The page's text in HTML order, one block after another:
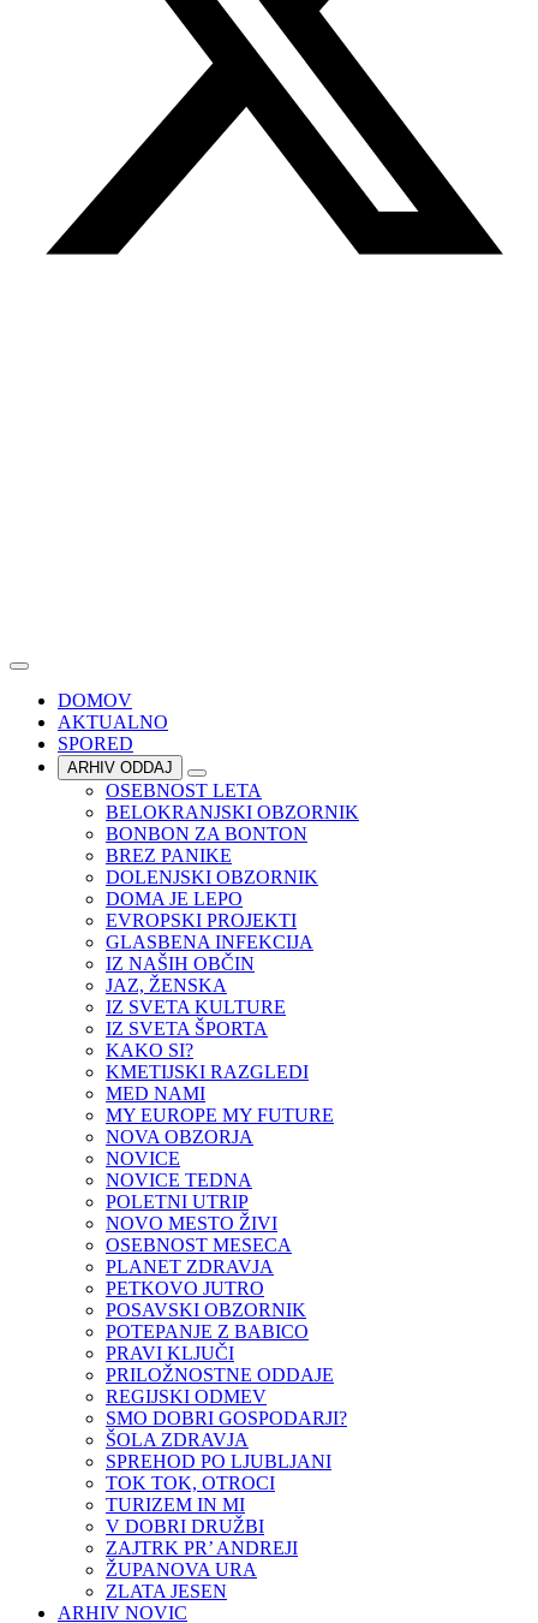
DOMOV
AKTUALNO
SPORED
ARHIV ODDAJ
OSEBNOST LETA
BELOKRANJSKI OBZORNIK
BONBON ZA BONTON
BREZ PANIKE
DOLENJSKI OBZORNIK
DOMA JE LEPO
EVROPSKI PROJEKTI
GLASBENA INFEKCIJA
IZ NAŠIH OBČIN
JAZ, ŽENSKA
IZ SVETA KULTURE
IZ SVETA ŠPORTA
KAKO SI?
KMETIJSKI RAZGLEDI
MED NAMI
MY EUROPE MY FUTURE
NOVA OBZORJA
NOVICE
NOVICE TEDNA
POLETNI UTRIP
NOVO MESTO ŽIVI
OSEBNOST MESECA
PLANET ZDRAVJA
PETKOVO JUTRO
POSAVSKI OBZORNIK
POTEPANJE Z BABICO
PRAVI KLJUČI
PRILOŽNOSTNE ODDAJE
REGIJSKI ODMEV
SMO DOBRI GOSPODARJI?
ŠOLA ZDRAVJA
SPREHOD PO LJUBLJANI
TOK TOK, OTROCI
TURIZEM IN MI
V DOBRI DRUŽBI
ZAJTRK PR’ ANDREJI
ŽUPANOVA URA
ZLATA JESEN
ARHIV NOVIC